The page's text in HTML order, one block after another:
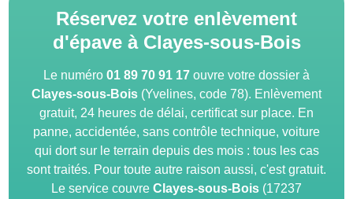
Réservez votre enlèvement
d'épave à Clayes-sous-Bois
Le numéro 01 89 70 91 17 ouvre votre dossier à
Clayes-sous-Bois (Yvelines, code 78). Enlèvement
gratuit, 24 heures de délai, certificat sur place. En
panne, accidentée, sans contrôle technique, voiture
qui dort sur le terrain depuis des mois : tous les cas
sont traités. Pour toute autre raison aussi, c'est gratuit.
Le service couvre Clayes-sous-Bois (17237